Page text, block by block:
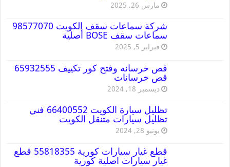
مارس 26, 2025
شركة سماعات سقف الكويت 98577070
سماعات سقف BOSE أصلية
فبراير 5, 2025
قص خرسانه وفتح كور تكييف 65932555
قص خرسانات
ديسمبر 18, 2024
تظليل سيارة الكويت 66400552 فني
تظليل سيارات متنقل الكويت
يونيو 28, 2024
قطع غيار سيارات كورية 55818355 قطع
غيار سيارات اصلية كورية